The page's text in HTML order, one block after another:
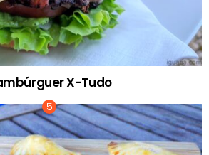
X-Tudo